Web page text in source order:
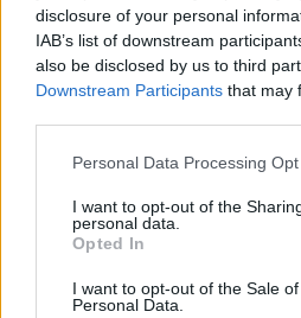
disclosure of your personal
IAB’s list of downstream
also be disclosed by us to third
Downstream Participants that may
Personal Data Processing
I want to opt-out of the
personal data.
Opted In
I want to opt-out of the Sale
Personal Data.
Ουκρανία: «Ο
κατέλαβε την
πόσοι είναι οι νεκροί»
Οι ρωσικές δυνάμεις
ουκρανικά στρατεύματα
την πόλη, δήλωσε...